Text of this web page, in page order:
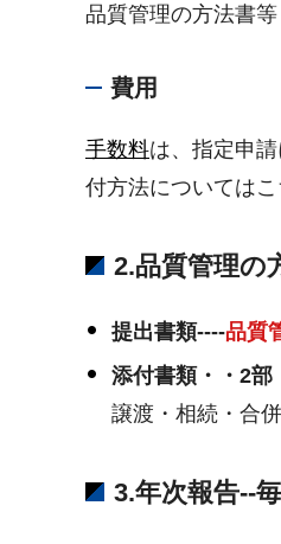
品質管理の方法書
費用
手数料は、指定申
付方法については
2.品質管理の
提出書類----品質
添付書類・・2部
譲渡・相続・合
3.年次報告--